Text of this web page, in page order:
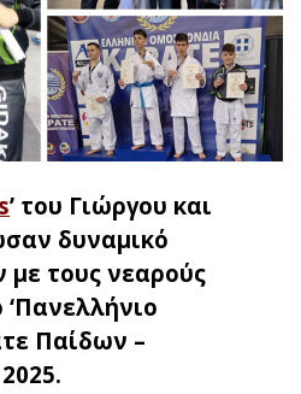
’ του Γιώργου και
δυναμικό
τους νεαρούς
Παίδων –